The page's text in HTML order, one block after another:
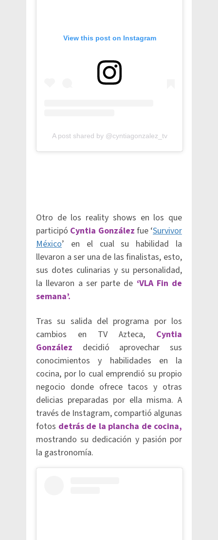
View this post on Instagram
A post shared by @cyntiagonzalez_tv
Otro de los reality shows en los que
participó Cyntia González fue ‘Survivor
México’ en el cual su habilidad la
llevaron a ser una de las finalistas, esto,
sus dotes culinarias y su personalidad,
la llevaron a ser parte de ‘VLA Fin de
semana’.
Tras su salida del programa por los
cambios en TV Azteca, Cyntia
González decidió aprovechar sus
conocimientos y habilidades en la
cocina, por lo cual emprendió su propio
negocio donde ofrece tacos y otras
delicias preparadas por ella misma. A
través de Instagram, compartió algunas
fotos detrás de la plancha de cocina,
mostrando su dedicación y pasión por
la gastronomía.